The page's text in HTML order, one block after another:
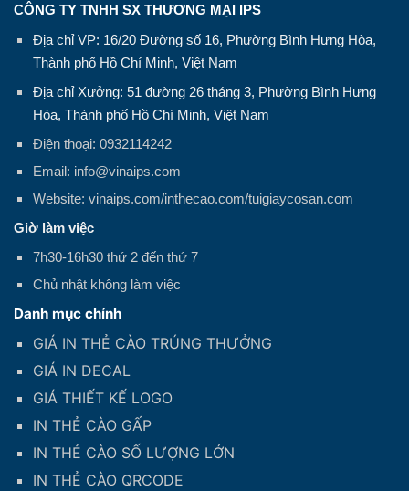
CÔNG TY TNHH SX THƯƠNG MẠI IPS
Địa chỉ VP: 16/20 Đường số 16, Phường Bình Hưng Hòa,
Thành phố Hồ Chí Minh, Việt Nam
Địa chỉ Xưởng: 51 đường 26 tháng 3, Phường Bình Hưng
Hòa, Thành phố Hồ Chí Minh, Việt Nam
Điện thoại: 0932114242
Email: info@vinaips.com
Website: vinaips.com/inthecao.com/tuigiaycosan.com
Giờ làm việc
7h30-16h30 thứ 2 đến thứ 7
Chủ nhật không làm việc
Danh mục chính
GIÁ IN THẺ CÀO TRÚNG THƯỞNG
GIÁ IN DECAL
GIÁ THIẾT KẾ LOGO
IN THẺ CÀO GẤP
IN THẺ CÀO SỐ LƯỢNG LỚN
IN THẺ CÀO QRCODE